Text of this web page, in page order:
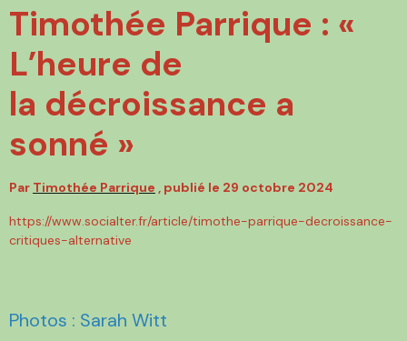
Timothée Parrique : «
L’heure de
la décroissance a
sonné »
Par Timothée Parrique , publié le 29 octobre 2024
https://www.socialter.fr/article/timothe-parrique-decroissance-
critiques-alternative
Photos : Sarah Witt